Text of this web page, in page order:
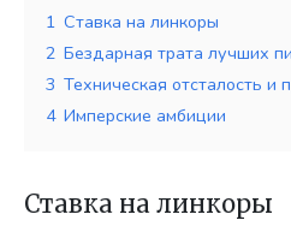
1 Ставка на линкоры
2 Бездарная трата лучших
3 Техническая отсталость и
4 Имперские амбиции
Ставка на линкоры